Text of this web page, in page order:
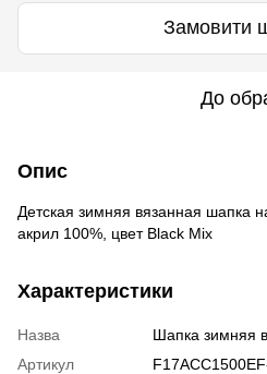
Замовити
До
Опис
Детская зимняя вязанная шапка
акрил 100%, цвет Black Mix
Характеристики
Назва
Шапка зимняя
Артикул